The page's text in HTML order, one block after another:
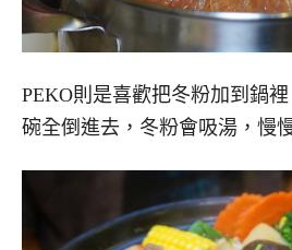
PEKO則是喜歡把冬粉加到鍋
碗全倒進去，冬粉會吸湯，慢